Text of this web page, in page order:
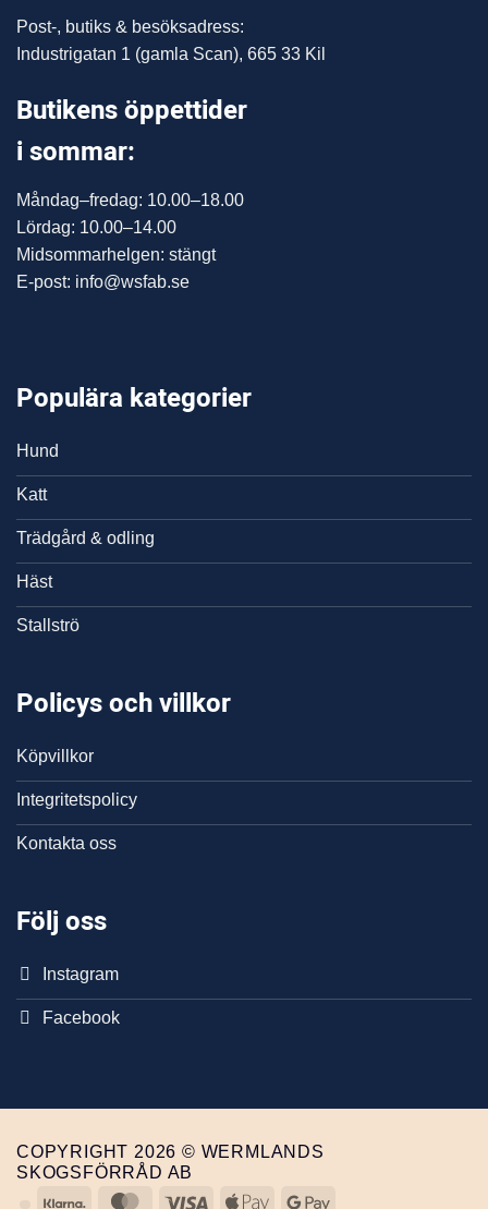
Post-, butiks & besöksadress:
Industrigatan 1 (gamla Scan), 665 33 Kil
Butikens öppettider
i sommar:
Måndag–fredag: 10.00–18.00
Lördag: 10.00–14.00
Midsommarhelgen: stängt
E-post: info@wsfab.se
Populära kategorier
Hund
Katt
Trädgård & odling
Häst
Stallströ
Policys och villkor
Köpvillkor
Integritetspolicy
Kontakta oss
Följ oss
Instagram
Facebook
COPYRIGHT 2026 © WERMLANDS
SKOGSFÖRRÅD AB
Klarna
MasterCard
Visa Apple